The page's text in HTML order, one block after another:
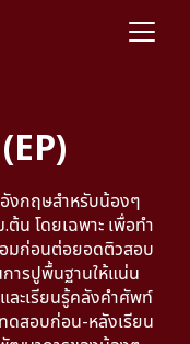
งกฤษสำหรับน้องๆ
น โดยเฉพาะ เพื่อทำ
อมก่อนต่อยอดติวสอบ
การปูพื้นฐานให้แน่น
ละเรียนรู้คลังคำศัพท์
ดสอบก่อน-หลังเรียน